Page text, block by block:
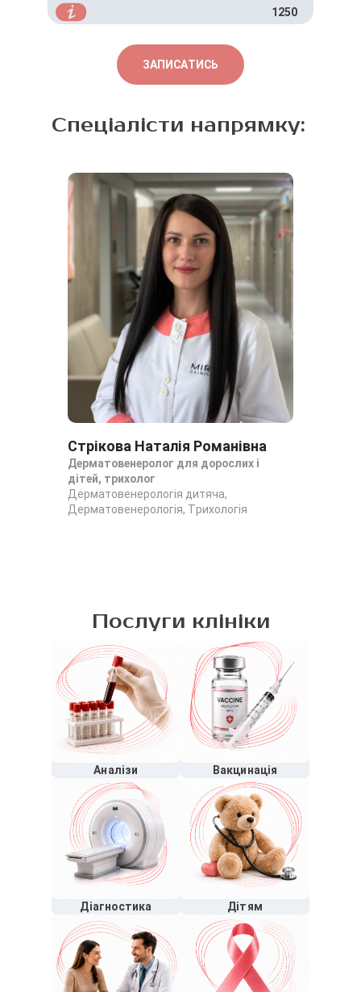
1250
ЗАПИСАТИСЬ
Спеціалісти напрямку:
Стрікова Наталія Романівна
Дерматовенеролог для дорослих і
дітей, трихолог
Дерматовенерологія дитяча,
Дерматовенерологія, Трихологія
Послуги клініки
Аналізи Вакцинація
Діагностика Дітям